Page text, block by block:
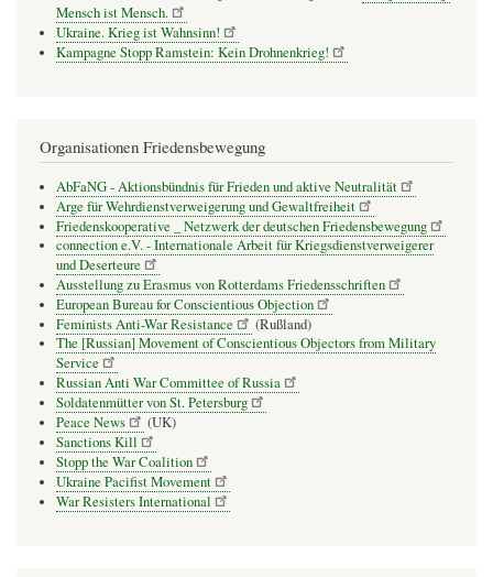
Mensch ist Mensch.
Ukraine. Krieg ist Wahnsinn!
Kampagne Stopp Ramstein: Kein Drohnenkrieg!
Organisationen Friedensbewegung
AbFaNG - Aktionsbündnis für Frieden und aktive Neutralität
Arge für Wehrdienstverweigerung und Gewaltfreiheit
Friedenskooperative _ Netzwerk der deutschen Friedensbewegung
connection e.V. - Inter­na­tio­nale Arbeit für Kriegs­dienst­ver­wei­gerer
und Deser­teure
Ausstellung zu Erasmus von Rotterdams Friedensschriften
European Bureau for Conscientious Objection
Feminists Anti-War Resistance
(Rußland)
The [Russian] Movement of Conscientious Objectors from Military
Service
Russian Anti War Committee of Russia
Soldatenmütter von St. Petersburg
Peace News
(UK)
Sanctions Kill
Stopp the War Coalition
Ukraine Pacifist Movement
War Resisters International